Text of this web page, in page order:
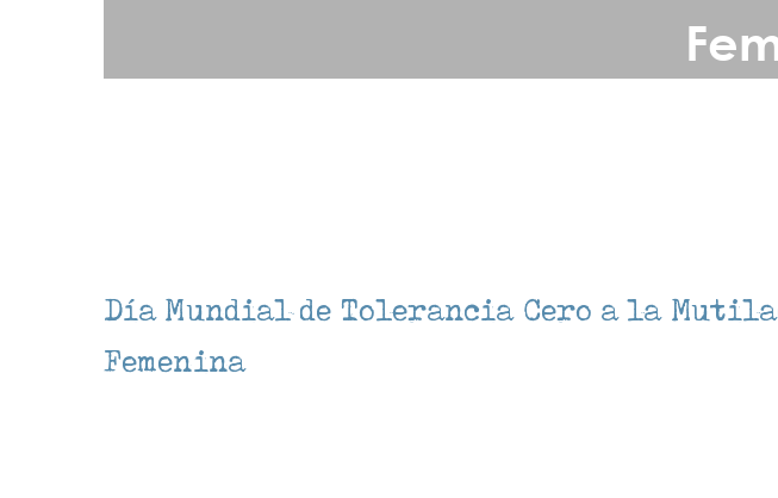
Día Mundial de Tolerancia Cero a la
Femenina